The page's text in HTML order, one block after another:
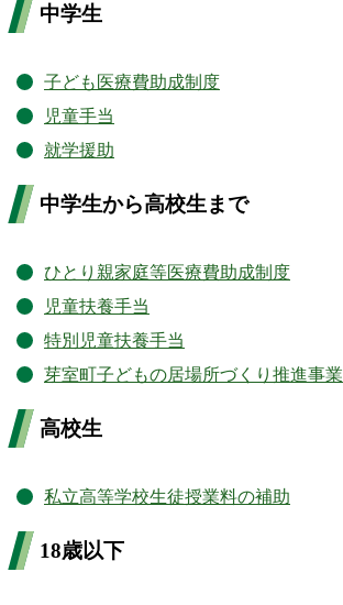
中学生
子ども医療費助成制度
児童手当
就学援助
中学生から高校生まで
ひとり親家庭等医療費助成制度
児童扶養手当
特別児童扶養手当
芽室町子どもの居場所づくり推進事業
高校生
私立高等学校生徒授業料の補助
18歳以下